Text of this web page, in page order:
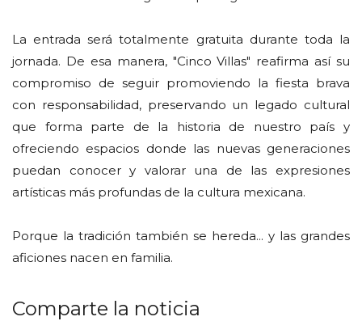
La entrada será totalmente gratuita durante toda la
jornada. De esa manera, "Cinco Villas" reafirma así su
compromiso de seguir promoviendo la fiesta brava
con responsabilidad, preservando un legado cultural
que forma parte de la historia de nuestro país y
ofreciendo espacios donde las nuevas generaciones
puedan conocer y valorar una de las expresiones
artísticas más profundas de la cultura mexicana.
Porque la tradición también se hereda... y las grandes
aficiones nacen en familia.
Comparte la noticia